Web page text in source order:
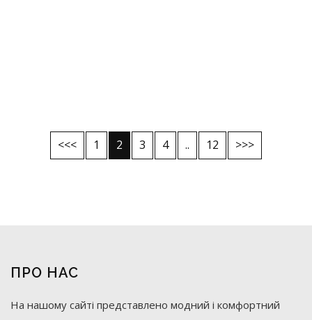
<<< 1 2 3 4 .. 12 >>>
ПРО НАС
На нашому сайті представлено модний і комфортний